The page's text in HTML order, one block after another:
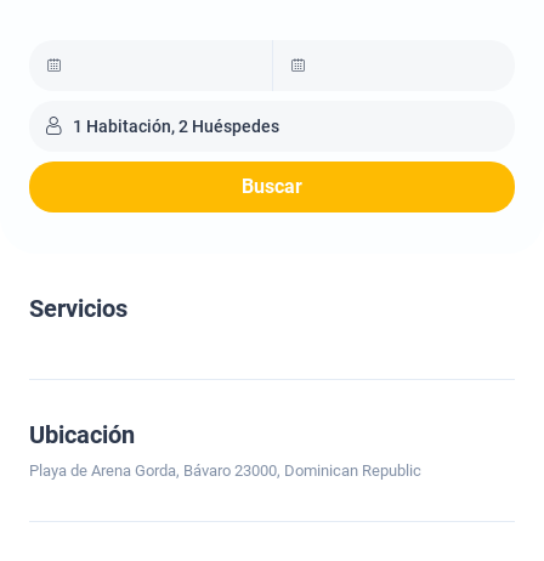
1 Habitación, 2 Huéspedes
Buscar
Servicios
Ubicación
Playa de Arena Gorda, Bávaro 23000, Dominican Republic